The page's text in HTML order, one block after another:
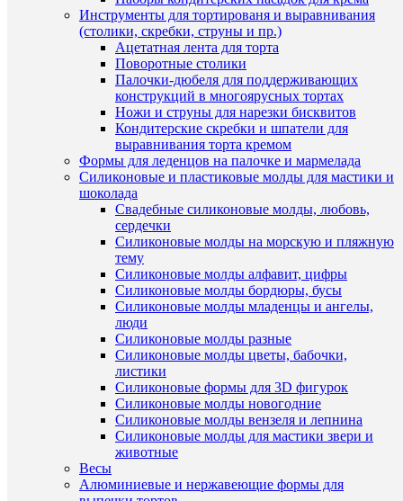
Инструменты для тортированя и выравнивания
(столики, скребки, струны и пр.)
Ацетатная лента для торта
Поворотные столики
Палочки-дюбеля для поддерживающих
конструкций в многоярусных тортах
Ножи и струны для нарезки бисквитов
Кондитерские скребки и шпатели для
выравнивания торта кремом
Формы для леденцов на палочке и мармелада
Силиконовые и пластиковые молды для мастики и
шоколада
Свадебные силиконовые молды, любовь,
сердечки
Силиконовые молды на морскую и пляжную
тему
Силиконовые молды алфавит, цифры
Силиконовые молды бордюры, бусы
Силиконовые молды младенцы и ангелы,
люди
Силиконовые молды разные
Силиконовые молды цветы, бабочки,
листики
Силиконовые формы для 3D фигурок
Силиконовые молды новогодние
Силиконовые молды вензеля и лепнина
Силиконовые молды для мастики звери и
животные
Весы
Алюминиевые и нержавеющие формы для
для
печенья
руб.
шт
корзину
в
клик
3
вырубка
/
шт